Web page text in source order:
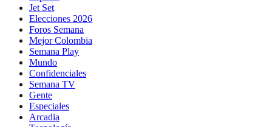
Jet Set
Elecciones 2026
Foros Semana
Mejor Colombia
Semana Play
Mundo
Confidenciales
Semana TV
Gente
Especiales
Arcadia